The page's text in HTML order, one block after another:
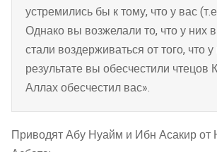
устремились бы к тому, что у вас
Однако вы возжелали то, что у них
стали воздерживаться от того, что
результате вы обесчестили чтецов
Аллах обесчестил вас».
Приводят Абу Нуайм и Ибн Асакир